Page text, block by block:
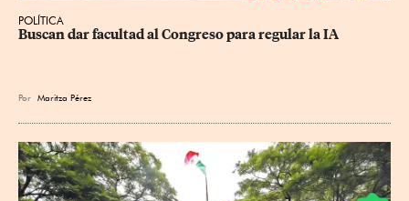
POLÍTICA
Buscan dar facultad al Congreso para regular la IA
Por Maritza Pérez